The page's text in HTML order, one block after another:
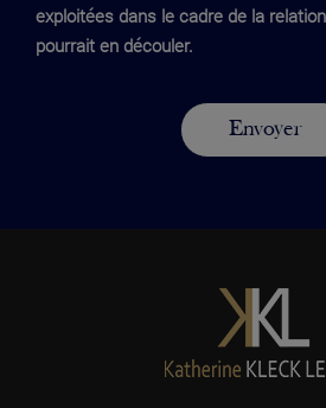
exploitées dans le cadre de la
pourrait en découler.